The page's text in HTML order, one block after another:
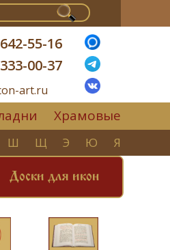
55-16
00-37
art.ru
Храмовые
Ш Щ Э Ю Я
Доски для икон